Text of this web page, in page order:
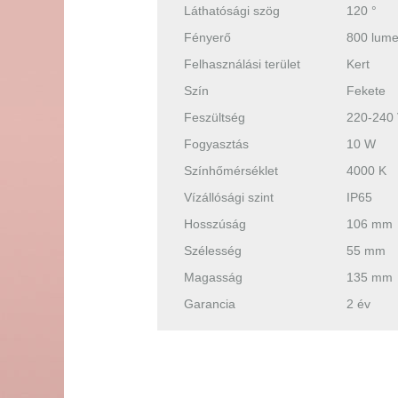
Láthatósági szög
120 °
Fényerő
800
Felhasználási terület
Kert
Szín
Fekete
Feszültség
220-240
Fogyasztás
10 W
Színhőmérséklet
4000 K
Vízállósági szint
IP65
Hosszúság
106 mm
Szélesség
55 mm
Magasság
135 mm
Garancia
2 év